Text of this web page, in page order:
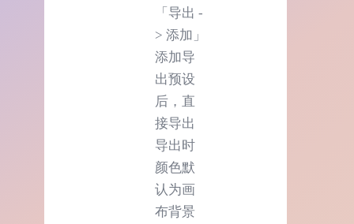
「导出 -
> 添加」
添加导
出预设
后，直
接导出
导出时
颜色默
认为画
布背景